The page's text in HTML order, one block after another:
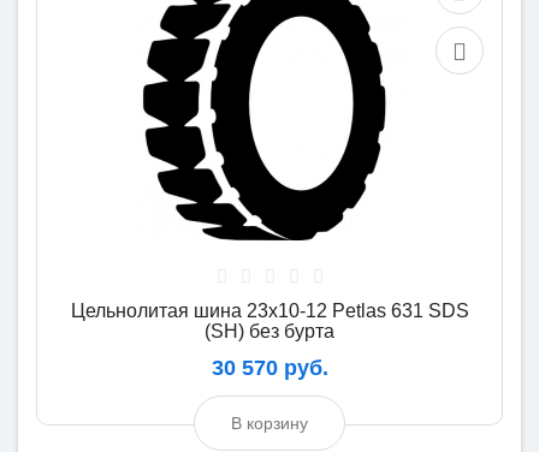
Цельнолитая шина 23x10-12 Petlas 631 SDS
(SH) без бурта
30 570 руб.
В корзину